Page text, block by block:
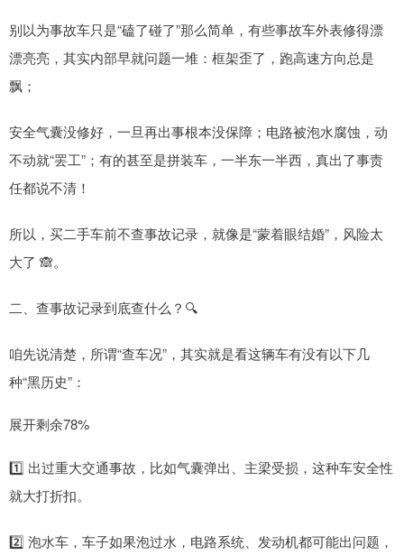
别以为事故车只是“磕了碰了”那么简单，有些事故车外表修得漂
漂亮亮，其实内部早就问题一堆：框架歪了，跑高速方向总是
飘；
安全气囊没修好，一旦再出事根本没保障；电路被泡水腐蚀，动
不动就“罢工”；有的甚至是拼装车，一半东一半西，真出了事责
任都说不清！
所以，买二手车前不查事故记录，就像是“蒙着眼结婚”，风险太
大了 🙈。
二、查事故记录到底查什么？🔍
咱先说清楚，所谓“查车况”，其实就是看这辆车有没有以下几
种“黑历史”：
展开剩余78%
1️⃣ 出过重大交通事故，比如气囊弹出、主梁受损，这种车安全性
就大打折扣。
2️⃣ 泡水车，车子如果泡过水，电路系统、发动机都可能出问题，